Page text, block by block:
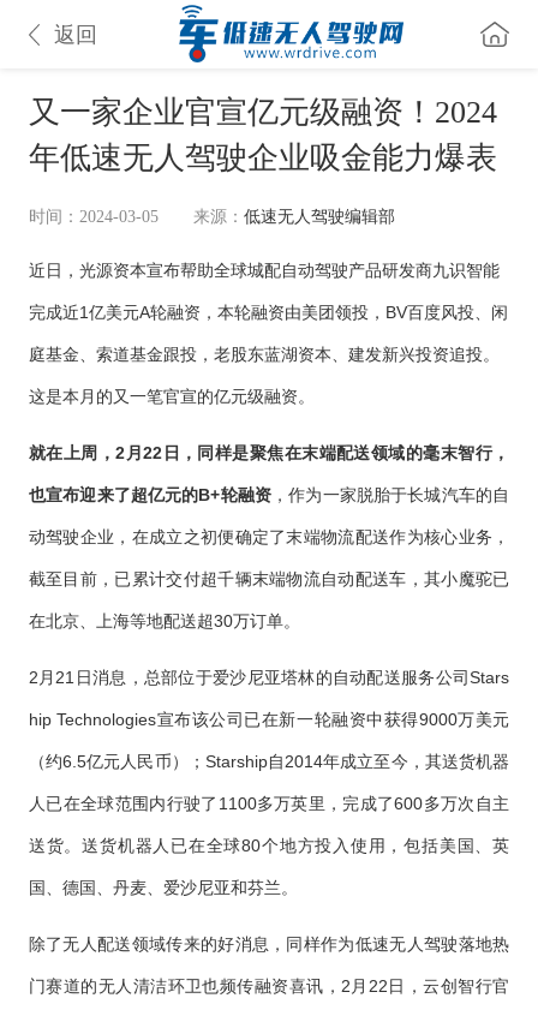
返回
又一家企业官宣亿元级融资！2024
年低速无人驾驶企业吸金能力爆表
时间：2024-03-05 来源： 低速无人驾驶编辑部
近日，光源资本宣布帮助全球城配自动驾驶产品研发商九识智能
完成近1亿美元A轮融资，本轮融资由美团领投，BV百度风投、闲
庭基金、索道基金跟投，老股东蓝湖资本、建发新兴投资追投。
这是本月的又一笔官宣的亿元级融资。
就在上周，2月22日，同样是聚焦在末端配送领域的毫末智行，
也宣布迎来了超亿元的B+轮融资 ，作为一家脱胎于长城汽车的自
动驾驶企业，在成立之初便确定了末端物流配送作为核心业务，
截至目前，已累计交付超千辆末端物流自动配送车，其小魔驼已
在北京、上海等地配送超30万订单。
2月21日消息，总部位于爱沙尼亚塔林的自动配送服务公司Stars
hip Technologies宣布该公司已在新一轮融资中获得9000万美元
（约6.5亿元人民币）；Starship自2014年成立至今，其送货机器
人已在全球范围内行驶了1100多万英里，完成了600多万次自主
送货。送货机器人已在全球80个地方投入使用，包括美国、英
国、德国、丹麦、爱沙尼亚和芬兰。
除了无人配送领域传来的好消息，同样作为低速无人驾驶落地热
门赛道的无人清洁环卫也频传融资喜讯，2月22日，云创智行官